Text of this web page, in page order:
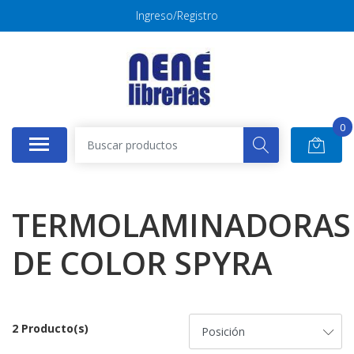
Ingreso/Registro
0
TERMOLAMINADORAS
DE COLOR SPYRA
2 Producto(s)